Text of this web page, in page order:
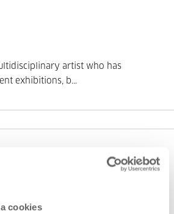
cookies
artist who has
exhibitions, b...